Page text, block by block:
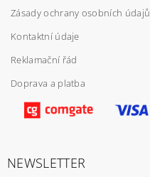
Zásady ochrany osobních údajů
Kontaktní údaje
Reklamační řád
Doprava a platba
NEWSLETTER